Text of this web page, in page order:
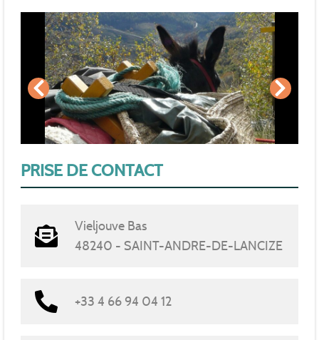
PRISE DE CONTACT
Vieljouve Bas
48240 - SAINT-ANDRE-DE-LANCIZE
+33 4 66 94 04 12